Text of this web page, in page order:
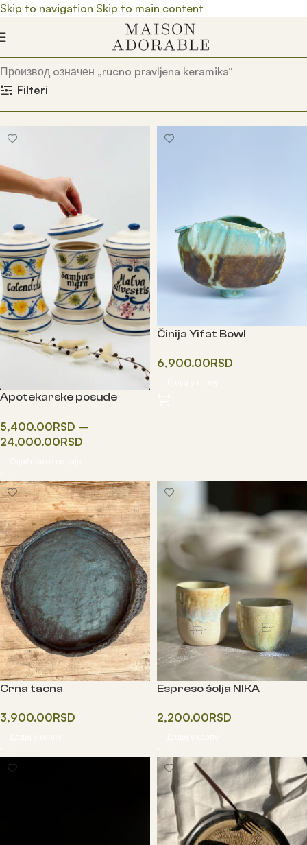
Skip to navigation Skip to main content
Почетна/ Prodavnica/
Производ oзначен „rucno pravljena keramika“
Filteri
Apotekarske posude
5,400.00RSD –
24,000.00RSD
Činija Yifat Bowl
6,900.00RSD
Crna tacna
3,900.00RSD
Espreso šolja NIKA
2,200.00RSD